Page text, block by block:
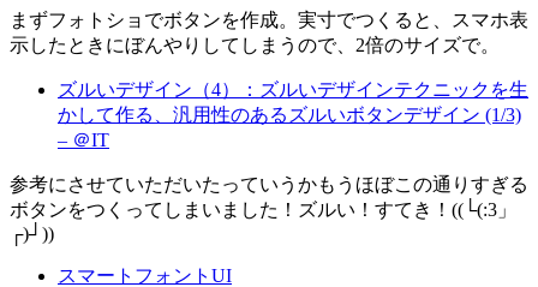
まずフォトショでボタンを作成。実寸でつくると、スマホ表
示したときにぼんやりしてしまうので、2倍のサイズで。
ズルいデザイン（4）：ズルいデザインテクニックを生
かして作る、汎用性のあるズルいボタンデザイン (1/3)
– ＠IT
参考にさせていただいたっていうかもうほぼこの通りすぎる
ボタンをつくってしまいました！ズルい！すてき！((└(:3」
┌)┘))
スマートフォントUI